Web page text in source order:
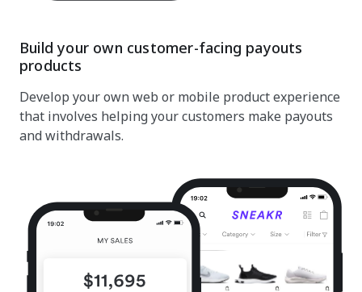
Build your own customer-facing payouts
products
Develop your own web or mobile product experience
that involves helping your customers make payouts
and withdrawals.